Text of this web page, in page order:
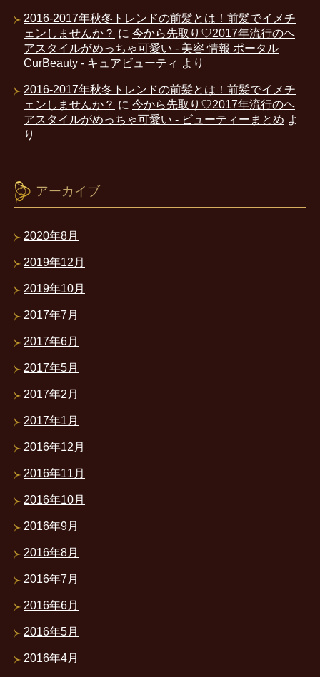
2016-2017年秋冬トレンドの前髪とは！前髪でイメチ
ェンしませんか？ に 今から先取り♡2017年流行のヘ
アスタイルがめっちゃ可愛い - 美容 情報 ポータル
CurBeauty - キュアビューティ より
2016-2017年秋冬トレンドの前髪とは！前髪でイメチ
ェンしませんか？ に 今から先取り♡2017年流行のヘ
アスタイルがめっちゃ可愛い - ビューティーまとめ よ
り
アーカイブ
2020年8月
2019年12月
2019年10月
2017年7月
2017年6月
2017年5月
2017年2月
2017年1月
2016年12月
2016年11月
2016年10月
2016年9月
2016年8月
2016年7月
2016年6月
2016年5月
2016年4月